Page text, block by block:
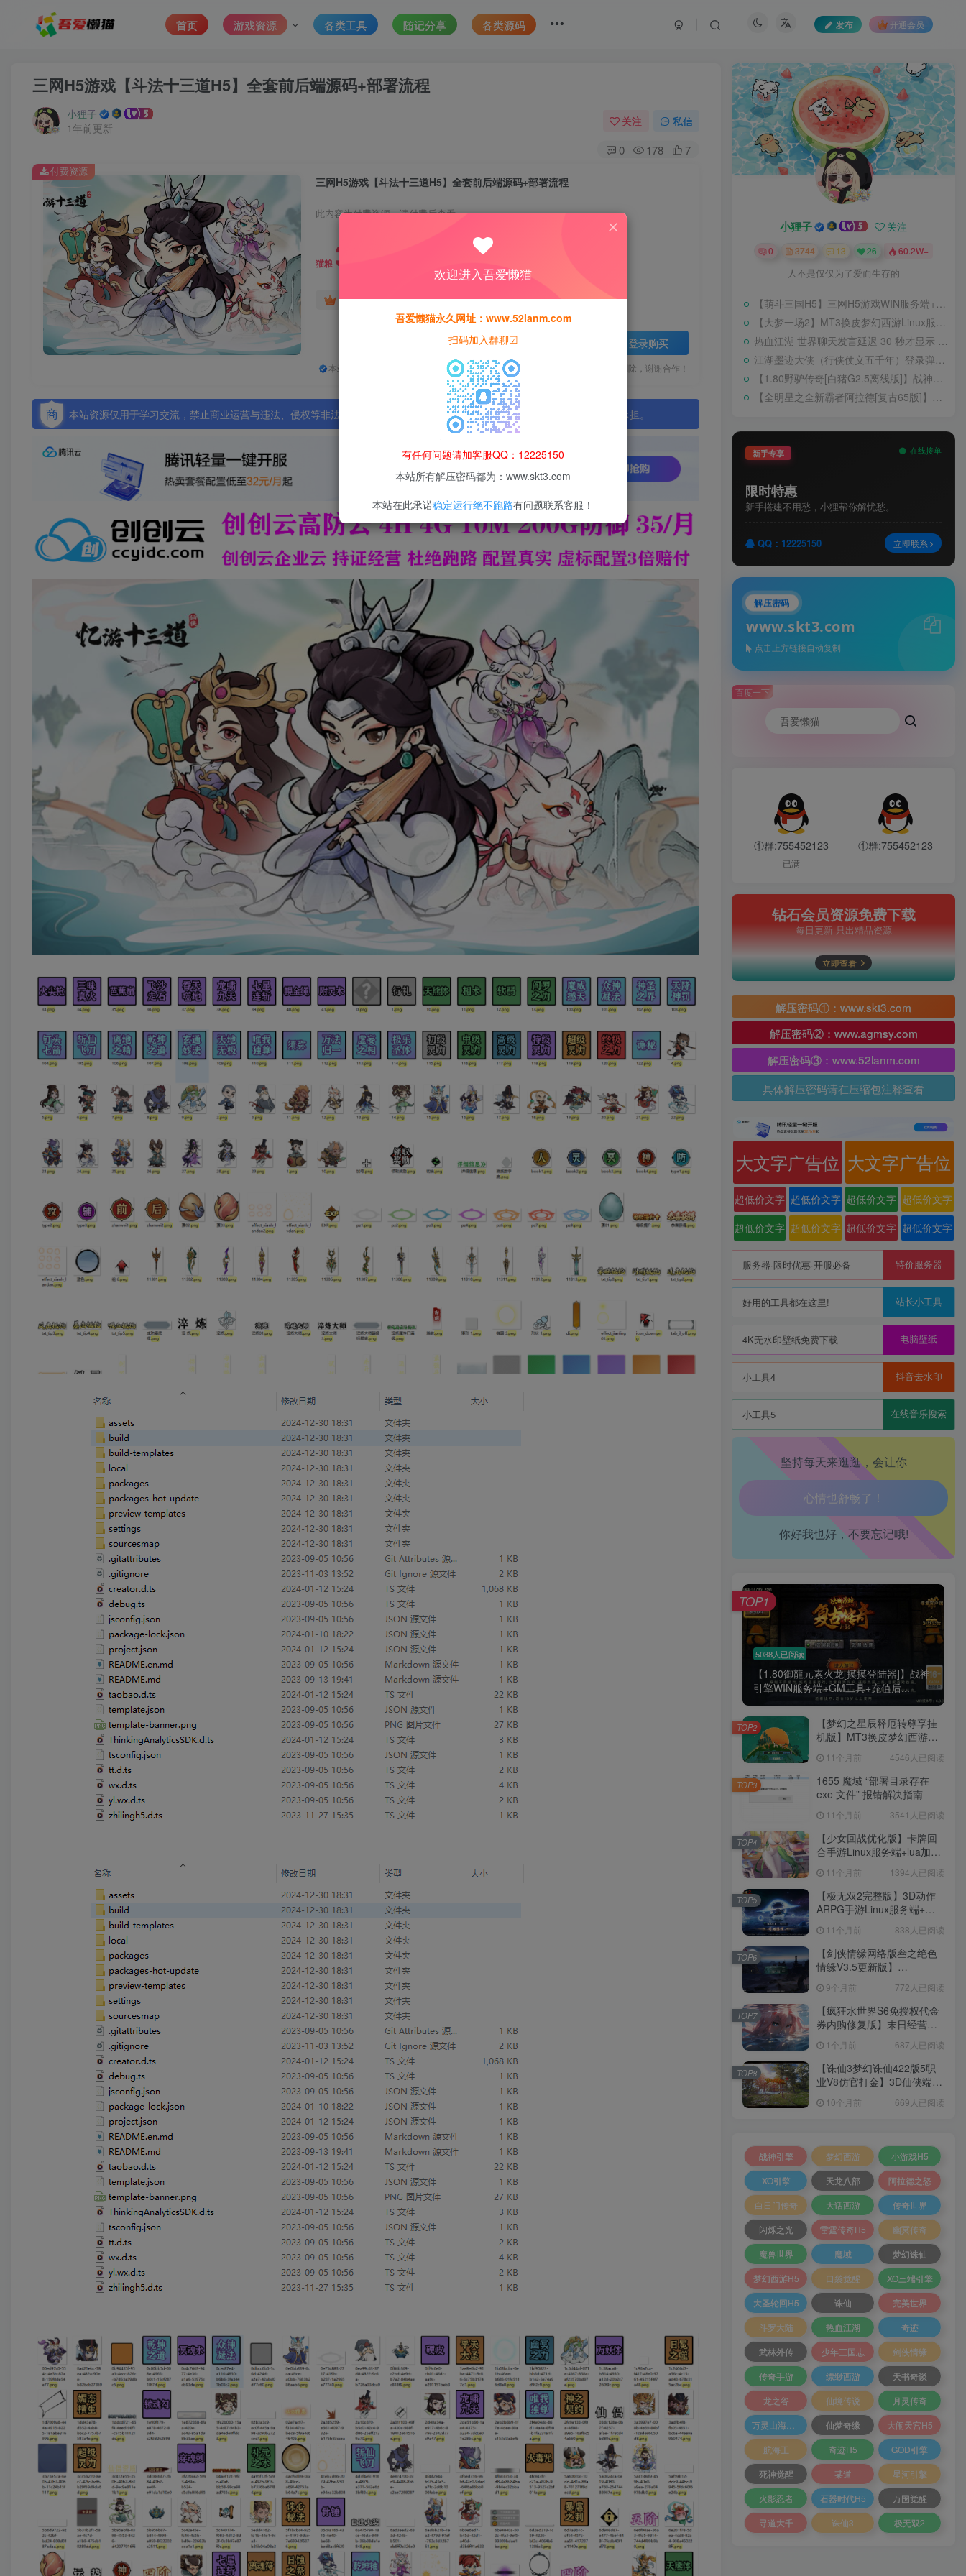
首页 游戏资源 各类工具 随记分享 各类源码 发布 开通会员
三网H5游戏【斗法十三道H5】全套前后端源码+部署流程
小狸子
1年前更新
关注 私信
0 178 7
三网H5游戏【斗法十三道H5】全套前后端源码+部署流程
此内容为付费资源，请付费后查看
猫粮 30
黄金会员猫粮15 钻石会员免费
登录购买
本站所有资源均为网络收集整理而来，仅供学习研究使用，请在下载后24h内删除，谢谢合作！
付费资源
本站资源仅用于学习交流，禁止商业运营与违法、侵权等非法行为；资源下载后请于 24 小时内删除，违规后果由使用者自行承担。
小狸子 关注
0 3744 13 26 60.2W+
人不是仅仅为了爱而生存的
【萌斗三国H5】三网H5游戏WIN服务端+开服清档+GM后台+架设教程
【大梦一场2】MT3换皮梦幻西游Linux服务端+GM后台+源码+双端+架设教程
热血江湖 世界聊天发言延迟 30 秒才显示 BUG 修复教程
江湖墨迹大侠（行侠仗义五千年）登录弹出 WELCOME 提示无法进游戏修复教程
【1.80野驴传奇[白猪G2.5离线版]】战神引擎WIN服务端+GM工具+充值后台+安卓+架设教程
【全明星之全新霸者阿拉德[复古65版]】横版闯关手游Linux服务端+配套表+WEB管理后台+GM授权后台+双端+架设教程
新手专享 在线接单
限时特惠
新手搭建不用愁，小狸帮你解忧愁。
QQ：12225150 立即联系
解压密码
www.skt3.com
点击上方链接自动复制
百度一下
①群:755452123
已满
①群:755452123
钻石会员资源免费下载
每日更新 只出精品资源
立即查看
解压密码①：www.skt3.com
解压密码②：www.agmsy.com
解压密码③：www.52lanm.com
具体解压密码请在压缩包注释查看
大文字广告位 大文字广告位
超低价文字
广告位
超低价文字
广告位
超低价文字
广告位
超低价文字
广告位
超低价文字
广告位
超低价文字
广告位
超低价文字
广告位
超低价文字
广告位
服务器·限时优惠·开服必备 特价服务器
好用的工具都在这里! 站长小工具
4K无水印壁纸免费下载 电脑壁纸
小工具4 抖音去水印
小工具5 在线音乐搜索
坚持每天来逛逛，会让你
生活也美好了！
心情也舒畅了！
走路也有劲了！
腿也不痛了！
腰也不酸了！
工作也轻松了！
你好我也好，不要忘记哦!
5038人已阅读
【1.80御龍元素火龙[摸摸登陆器]】战神
引擎WIN服务端+GM工具+充值后...
TOP1
【梦幻之星辰释厄转尊享挂
机版】MT3换皮梦幻西游
+源码+架设教程
11个月前 4546人已阅读
TOP2
1655 魔域 “部署目录存在
exe 文件” 报错解决指南
11个月前 3541人已阅读
TOP3
【少女回战优化版】卡牌回
合手游Linux服务端+lua加解
权后台+安卓+架设教程
11个月前 1394人已阅读
TOP4
【极无双2完整版】3D动作
ARPG手游Linux服务端+全
+加解密工具+GM授权后台
+安卓+架设教程
11个月前 838人已阅读
TOP5
【剑侠情缘网络版叁之绝色
情缘V3.5更新版】
端+GM指令+PC客户端+架设
教程
9个月前 772人已阅读
TOP6
【疯狂水世界S6免授权代金
券内购修复版】末日经营生
工具+管理后台+CDK授权后
台+安卓+架设教程
1个月前 687人已阅读
TOP7
【诛仙3梦幻诛仙422版5职
业V8仿官打金】3D仙侠端游
工具+PC客户端+架设教程
10个月前 669人已阅读
TOP8
战神引擎 梦幻西游
小游戏H5
XO引擎
天龙八部
阿拉德之怒
白日门传奇
大话西游
传奇世界
闪烁之光
雷霆传奇H5
幽冥传奇
魔兽世界
魔域
梦幻诛仙
梦幻西游H5
口袋觉醒
XO三端引擎
大圣轮回H5
诛仙
完美世界
斗罗大陆
热血江湖
奇迹
武林外传
少年三国志
剑侠情缘
传奇手游
缥缈西游
天书奇谈
龙之谷
仙境传说
月灵传奇
仙梦奇缘
大闹天宫H5
航海王
奇迹H5
GOD引擎
死神觉醒
某道
星河引擎
火影忍者
石器时代H5
万国觉醒
寻道大千
诛仙3 极无双2
欢迎进入吾爱懒猫
吾爱懒猫永久网址：www.52lanm.com
扫码加入群聊☑
有任何问题请加客服QQ：12225150
本站所有解压密码都为：www.skt3.com
本站在此承诺稳定运行绝不跑路有问题联系客服！